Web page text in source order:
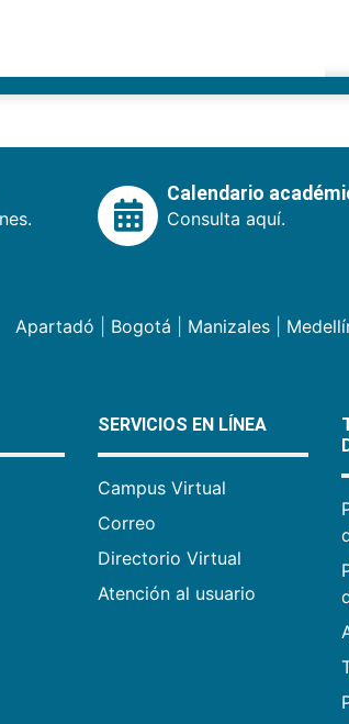
Calendario
Consulta aquí.
Apartadó Bogotá Manizales|
SERVICIOS EN LÍNEA
Campus Virtual
Correo
Directorio Virtual
Atención al usuario